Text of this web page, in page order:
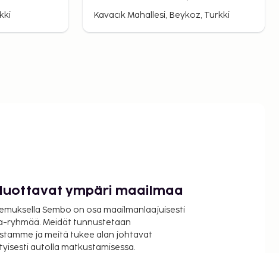
Kavacık Mahallesi, Beykoz, Turkki
ympäri maailmaa
Sembo on osa maailmanlaajuisesti
ryhmää. Meidät tunnustetaan
ja meitä tukee alan johtavat
autolla matkustamisessa.